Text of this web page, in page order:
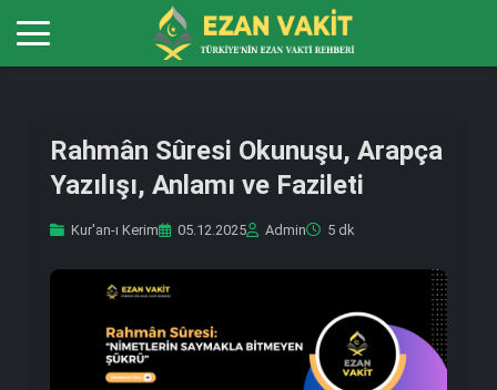
Rahmân Sûresi Okunuşu, Arapça
Yazılışı, Anlamı ve Fazileti
Kur'an-ı Kerim 05.12.2025 Admin 5 dk